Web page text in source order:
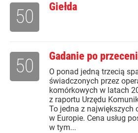
Giełda
50
Gadanie po
O ponad jedną trzecią
świadczonych przez
komórkowych w latach
z raportu Urzędu
To jedna z największych
w Europie. Cena usług
w tym...
50